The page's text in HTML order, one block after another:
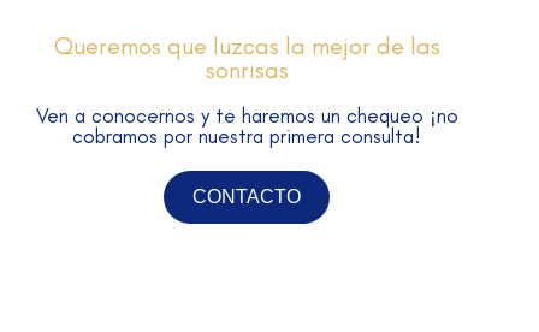
Queremos que luzcas la mejor de las
sonrisas
Ven a conocernos y te haremos un chequeo ¡no
cobramos por nuestra primera consulta!
CONTACTO